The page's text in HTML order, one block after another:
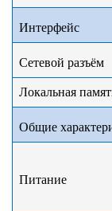
Интерфейс
Сетевой разъём
Локальная
Общие
Питание